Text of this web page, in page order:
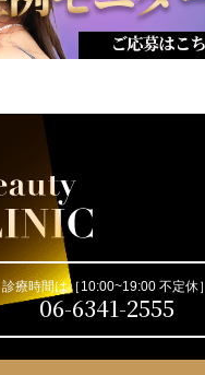
診療時間は［10:00~19:00 不定休］
06-6341-2555